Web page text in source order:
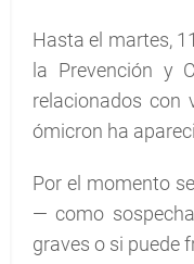
Hasta el martes,
la Prevención y
relacionados con
ómicron ha
Por el momento
— como
graves o si puede